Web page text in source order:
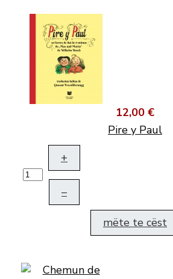
12,00 €
Pire y Paul
+
–
mëte te cëst